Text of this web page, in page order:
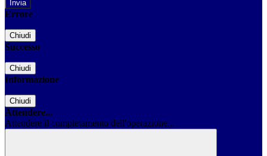
Errore
Chiudi
Successo
Chiudi
Informazione
Chiudi
Attendere...
Attendere il completamento dell'operazione...